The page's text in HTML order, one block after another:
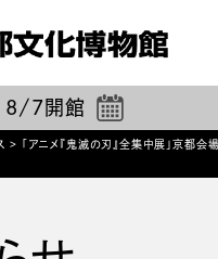
8/7 開館
>
「アニメ『鬼滅の刃』全集中展」京都